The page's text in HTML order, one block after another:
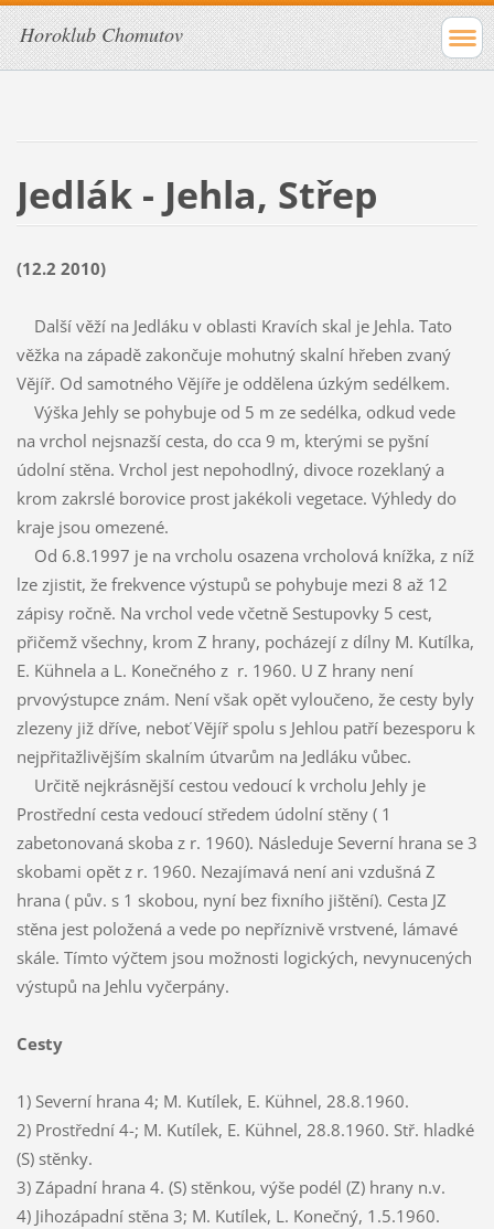
Horoklub Chomutov
Jedlák - Jehla, Střep
(12.2 2010)
Další věží na Jedláku v oblasti Kravích skal je Jehla. Tato
věžka na západě zakončuje mohutný skalní hřeben zvaný
Vějíř. Od samotného Vějíře je oddělena úzkým sedélkem.
Výška Jehly se pohybuje od 5 m ze sedélka, odkud vede
na vrchol nejsnazší cesta, do cca 9 m, kterými se pyšní
údolní stěna. Vrchol jest nepohodlný, divoce rozeklaný a
krom zakrslé borovice prost jakékoli vegetace. Výhledy do
kraje jsou omezené.
Od 6.8.1997 je na vrcholu osazena vrcholová knížka, z níž
lze zjistit, že frekvence výstupů se pohybuje mezi 8 až 12
zápisy ročně. Na vrchol vede včetně Sestupovky 5 cest,
přičemž všechny, krom Z hrany, pocházejí z dílny M. Kutílka,
E. Kühnela a L. Konečného z r. 1960. U Z hrany není
prvovýstupce znám. Není však opět vyloučeno, že cesty byly
zlezeny již dříve, neboť Vějíř spolu s Jehlou patří bezesporu k
nejpřitažlivějším skalním útvarům na Jedláku vůbec.
Určitě nejkrásnější cestou vedoucí k vrcholu Jehly je
Prostřední cesta vedoucí středem údolní stěny ( 1
zabetonovaná skoba z r. 1960). Následuje Severní hrana se 3
skobami opět z r. 1960. Nezajímavá není ani vzdušná Z
hrana ( pův. s 1 skobou, nyní bez fixního jištění). Cesta JZ
stěna jest položená a vede po nepříznivě vrstvené, lámavé
skále. Tímto výčtem jsou možnosti logických, nevynucených
výstupů na Jehlu vyčerpány.
Cesty
1) Severní hrana 4; M. Kutílek, E. Kühnel, 28.8.1960.
2) Prostřední 4-; M. Kutílek, E. Kühnel, 28.8.1960. Stř. hladké
(S) stěnky.
3) Západní hrana 4. (S) stěnkou, výše podél (Z) hrany n.v.
4) Jihozápadní stěna 3; M. Kutílek, L. Konečný, 1.5.1960.